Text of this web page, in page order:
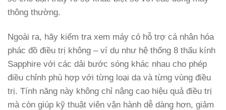
thông thường.
Ngoài ra, hãy kiểm tra xem máy có hỗ trợ cá nhân hóa
phác đồ điều trị không – ví dụ như hệ thống 8 thấu kính
Sapphire với các dải bước sóng khác nhau cho phép
điều chỉnh phù hợp với từng loại da và từng vùng điều
trị. Tính năng này không chỉ nâng cao hiệu quả điều trị
mà còn giúp kỹ thuật viên vận hành dễ dàng hơn, giảm